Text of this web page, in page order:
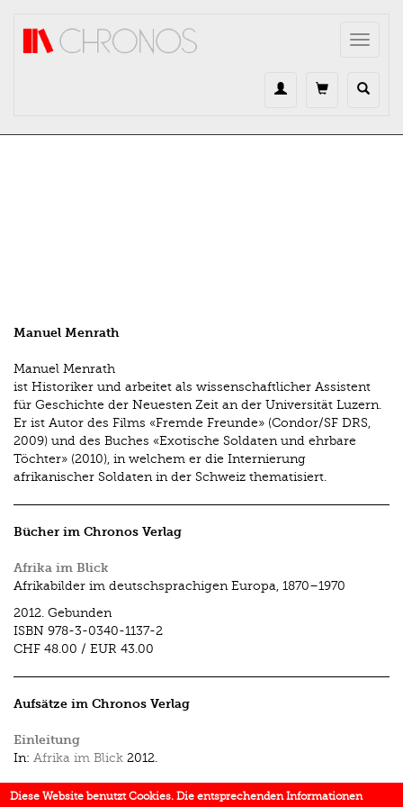
Toggle
Manuel Menrath
Manuel Menrath
ist Historiker und arbeitet als wissenschaftlicher Assistent
für Geschichte der Neuesten Zeit an der Universität Luzern.
Er ist Autor des Films «Fremde Freunde» (Condor/SF DRS,
2009) und des Buches «Exotische Soldaten und ehrbare
Töchter» (2010), in welchem er die Internierung
afrikanischer Soldaten in der Schweiz thematisiert.
Bücher im Chronos Verlag
Afrika im Blick
Afrikabilder im deutschsprachigen Europa, 1870–1970
2012. Gebunden
ISBN 978-3-0340-1137-2
CHF 48.00 / EUR 43.00
Aufsätze im Chronos Verlag
Einleitung
In: Afrika im Blick 2012.
Von «wilden Bes­tien» und fremden Freunden. Die
Diese Website benutzt Cookies. Die entsprechenden Informationen